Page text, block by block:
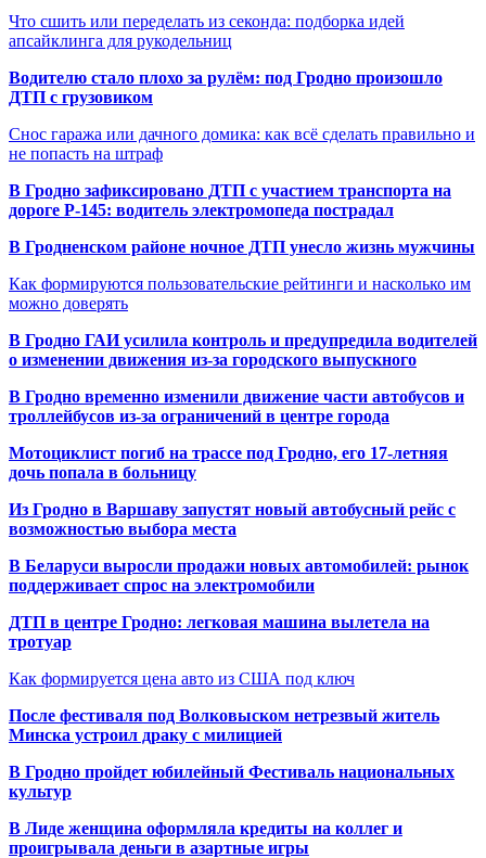
Что сшить или переделать из секонда: подборка идей
апсайклинга для рукодельниц
Водителю стало плохо за рулём: под Гродно произошло
ДТП с грузовиком
Снос гаража или дачного домика: как всё сделать правильно и
не попасть на штраф
В Гродно зафиксировано ДТП с участием транспорта на
дороге Р-145: водитель электромопеда пострадал
В Гродненском районе ночное ДТП унесло жизнь мужчины
Как формируются пользовательские рейтинги и насколько им
можно доверять
В Гродно ГАИ усилила контроль и предупредила водителей
о изменении движения из-за городского выпускного
В Гродно временно изменили движение части автобусов и
троллейбусов из-за ограничений в центре города
Мотоциклист погиб на трассе под Гродно, его 17-летняя
дочь попала в больницу
Из Гродно в Варшаву запустят новый автобусный рейс с
возможностью выбора места
В Беларуси выросли продажи новых автомобилей: рынок
поддерживает спрос на электромобили
ДТП в центре Гродно: легковая машина вылетела на
тротуар
Как формируется цена авто из США под ключ
После фестиваля под Волковыском нетрезвый житель
Минска устроил драку с милицией
В Гродно пройдет юбилейный Фестиваль национальных
культур
В Лиде женщина оформляла кредиты на коллег и
проигрывала деньги в азартные игры